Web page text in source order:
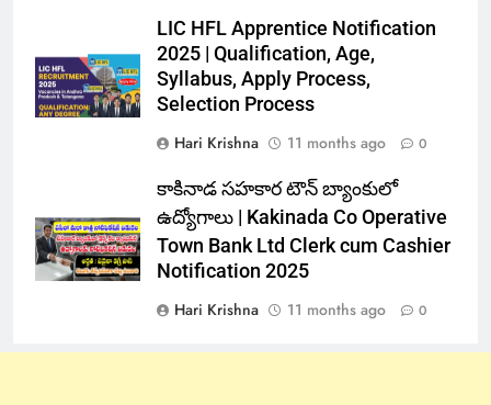
LIC HFL Apprentice Notification
2025 | Qualification, Age,
Syllabus, Apply Process,
Selection Process
Hari Krishna
11 months ago 0
కాకినాడ సహకార టౌన్ బ్యాంకులో
ఉద్యోగాలు | Kakinada Co Operative
Town Bank Ltd Clerk cum Cashier
Notification 2025
Hari Krishna
11 months ago 0